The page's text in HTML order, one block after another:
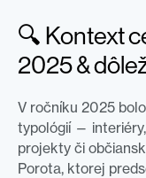
🔍 Kontext
2025 &
V ročníku 2025
typológií —
projekty či
Porota, ktorej